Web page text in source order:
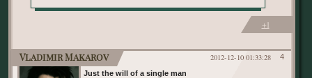
+1
4
2012-12-10 01:33:28
Vladimir Makarov
Just the will of a single man